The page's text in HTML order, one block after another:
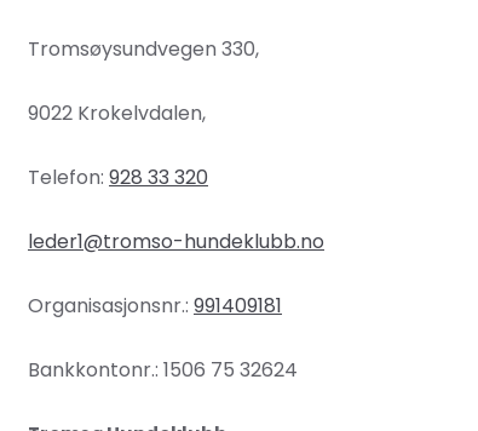
Tromsøysundvegen 330,
9022 Krokelvdalen,
Telefon: 928 33 320
leder1@tromso-hundeklubb.no
Organisasjonsnr.: 991409181
Bankkontonr.: 1506 75 32624